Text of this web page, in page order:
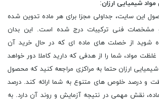
شیمیایی ارزان:
این سایت، جداولی مجزا برای هر ماده تدوین شده
مشخصات فنی ترکیبات درج شده است. این بدان
شوید از خصلت های ماده ای که در حال خرید آن
مواد، شما را از هدفی که دارید کاملا دور خواهد
ارزان حتما به مراکزی مراجعه کنید که محصول
و درصد خلوص ‌های متنوع به شما ارائه کند. درصد
نقش مهمی در نتیجه آزمایش و روند آن دارد. به